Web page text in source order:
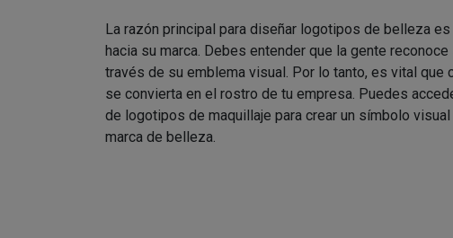
La razón principal para diseñar logotipos de belleza
hacia su marca. Debes entender que la gente
través de su emblema visual. Por lo tanto, es vital que
se convierta en el rostro de tu empresa. Puedes
de logotipos de maquillaje para crear un símbolo
marca de belleza.